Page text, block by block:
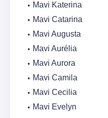
Mavi Katerina
Mavi Catarina
Mavi Augusta
Mavi Aurélia
Mavi Aurora
Mavi Camila
Mavi Cecilia
Mavi Evelyn